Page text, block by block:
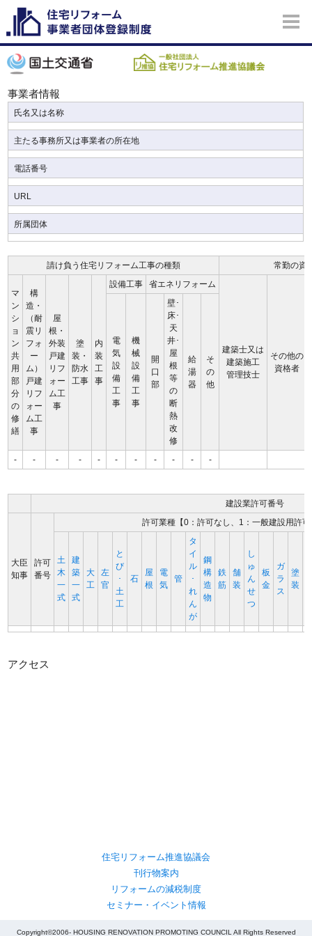
事業者情報
氏名又は名称
主たる事務所又は事業者の所在地
電話番号
URL
所属団体
請け負う住宅リフォーム工事の種類 常勤の資
マ
ン
シ
ョ
ン
共
用
部
分
の
修
繕
構
造・
（耐
震リ
フォ
ー
ム）
戸建
リフ
ォー
ム工
事
屋
根・
外装
戸建
リフ
ォー
ム工
事
塗
装・
防水
工事
内
装
工
事
設備工事 省エネリフォーム
建築士又は
建築施工
管理技士
その他の
資格者
電
気
設
備
工
事
機
械
設
備
工
事
開
口
部
壁･
床･
天
井･
屋
根
等
の
断
熱
改
修
給
湯
器
そ
の
他
- - - - - - - - - - -
建設業許可番号
大臣
知事
許可
番号
許可業種【0：許可なし、1：一般建設用許
土
木
一
式
建
築
一
式
大
工
左
官
と
び
･
土
工
石
屋
根
電
気
管
タ
イ
ル
･
れ
ん
が
鋼
構
造
物
鉄
筋
舗
装
し
ゅ
ん
せ
つ
板
金
ガ
ラ
ス
塗
装
アクセス
住宅リフォーム推進協議会
刊行物案内
リフォームの減税制度
セミナー・イベント情報
Copyright©2006- HOUSING RENOVATION PROMOTING COUNCIL All Rights Reserved